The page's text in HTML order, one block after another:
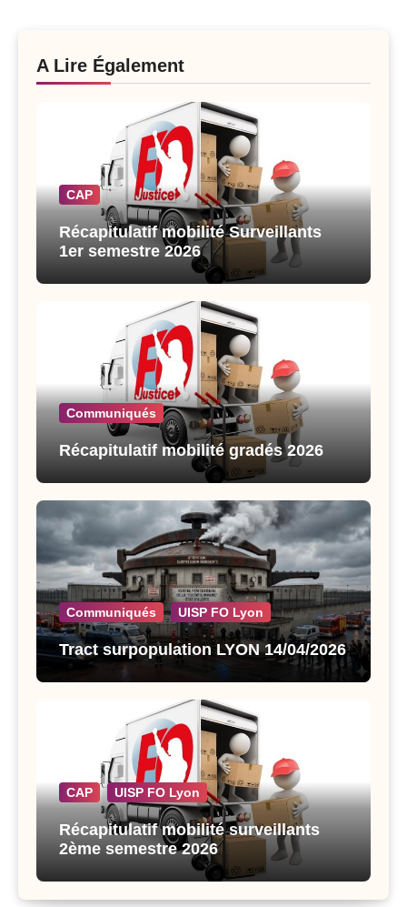
A Lire Également
CAP
Récapitulatif mobilité Surveillants
1er semestre 2026
Communiqués
Récapitulatif mobilité gradés 2026
Communiqués UISP FO Lyon
Tract surpopulation LYON 14/04/2026
CAP UISP FO Lyon
Récapitulatif mobilité surveillants
2ème semestre 2026